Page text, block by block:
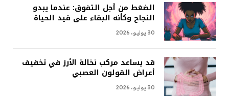
الضغط من أجل التفوق: عندما يبدو
النجاح وكأنه البقاء على قيد الحياة
30 يوليو، 2026
قد يساعد مركب نخالة الأرز في تخفيف
أعراض القولون العصبي
30 يوليو، 2026